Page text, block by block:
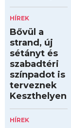
HÍREK
Bővül a
strand, új
sétányt és
szabadtéri
színpadot is
terveznek
Keszthelyen
HÍREK